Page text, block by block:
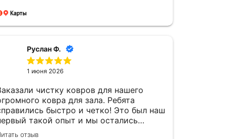
Руслан Ф.
1 июня 2026
чистку ковров для нашего
ковра для зала. Ребята
быстро и четко! Это был наш
такой опыт и мы остались
спасибо!
отзыв